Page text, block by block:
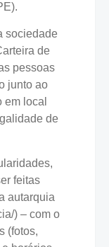
sociedade
de
pessoas
junto ao
em local
de
feitas
autarquia
) – com o
(fotos,